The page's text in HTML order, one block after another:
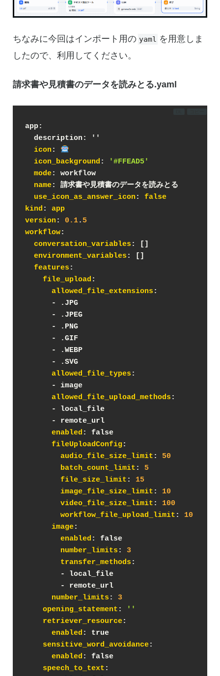
ちなみに今回はインポート用の yaml を用意しま
したので、利用してください。
請求書や見積書のデータを読みとる.yaml
app:
  description: ''
icon :
icon_background :
'#FFEAD5'
mode: workflow
name: 請求書や見積書のデータを読みとる
use_icon_as_answer_icon : false
kind : app
version : 0.1. 5
workflow:
conversation_variables : []
environment_variables : []
features :
file_upload :
allowed_file_extensions :
      - .JPG
      - .JPEG
      - .PNG
      - .GIF
      - .WEBP
      - .SVG
allowed_file_types :
      - image
allowed_file_upload_methods :
      - local_file
      - remote_url
enabled : false
fileUploadConfig:
audio_file_size_limit : 50
batch_count_limit : 5
file_size_limit : 15
image_file_size_limit : 10
video_file_size_limit : 100
workflow_file_upload_limit : 10
image:
enabled : false
number_limits : 3
transfer_methods :
        - local_file
        - remote_url
number_limits : 3
opening_statement :
''
retriever_resource:
enabled : true
sensitive_word_avoidance:
enabled : false
speech_to_text :